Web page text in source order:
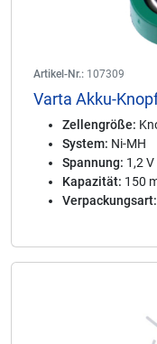
Artikel-Nr.: 107309
Varta Akku-
Zellengröße:
System: Ni-MH
Spannung: 1,2 V
Kapazität: 150
Verpackungsart: